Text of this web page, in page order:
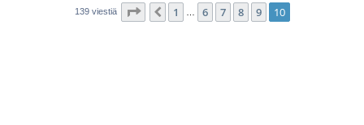
139 viestiä Sivu 10/
Edellinen
1 6 7 8 9 10